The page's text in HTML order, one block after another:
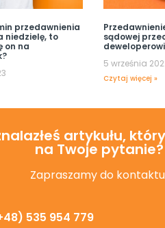
przedawnienia
niedzielę, to
on na
sądowej
deweloperowi
5 września
Czytaj więcej »
artykułu,
na Twoje pytanie?
Zapraszamy do
535 954 779